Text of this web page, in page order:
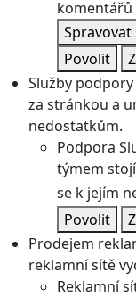
komentářů
Spravovat
Povolit
Služby
za stránkou a
nedostatkům.
Podpora
týmem
se k jejím
Povolit
Prodejem
reklamní sítě
Reklamní